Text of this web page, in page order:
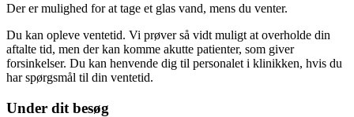
Der er mulighed for at tage et glas vand, mens du venter.
Du kan opleve ventetid. Vi prøver så vidt muligt at overholde din
aftalte tid, men der kan komme akutte patienter, som giver
forsinkelser. Du kan henvende dig til personalet i klinikken, hvis du
har spørgsmål til din ventetid.
Under dit besøg